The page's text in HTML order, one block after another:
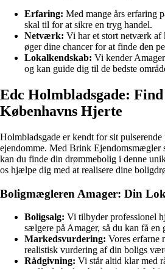
Erfaring: Med mange års erfaring
skal til for at sikre en tryg handel.
Netværk: Vi har et stort netværk af
øger dine chancer for at finde den
Lokalkendskab: Vi kender
og kan guide dig til de bedste
Edc Holmbladsgade:
Københavns Hjerte
Holmbladsgade er kendt for sit
ejendomme. Med Brink Ejendomsmægler
kan du finde din drømmebolig i denne
os hjælpe dig med at realisere dine
Boligmægleren Amager: Din
Boligsalg: Vi tilbyder professionel
sælgere på Amager, så du kan få en
Markedsvurdering: Vores erfarne
realistisk vurdering af din boligs
Rådgivning: Vi står altid klar med